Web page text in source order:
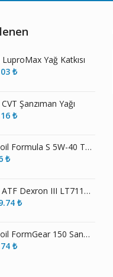
Yağ Katkısı
₺
Şanzıman Yağı
₺
Gemaoil Formula S 5W-40 Tam Sentetik Motor Yağı
₺
Brava ATF Dexron III LT71141 LIGHT Otomatik Şanzıman Yağı
₺
Gemaoil FormGear 150 Sanayi Dişli Yağı
₺